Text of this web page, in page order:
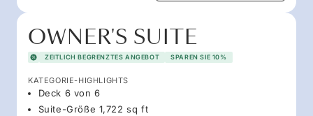
OWNER'S SUITE
ZEITLICH BEGRENZTES ANGEBOT SPAREN SIE 10%
KATEGORIE-HIGHLIGHTS
Deck 6 von 6
Suite-Größe 1,722 sq ft